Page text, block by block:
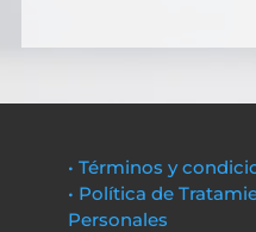
• Términos y
• Política de
Personales